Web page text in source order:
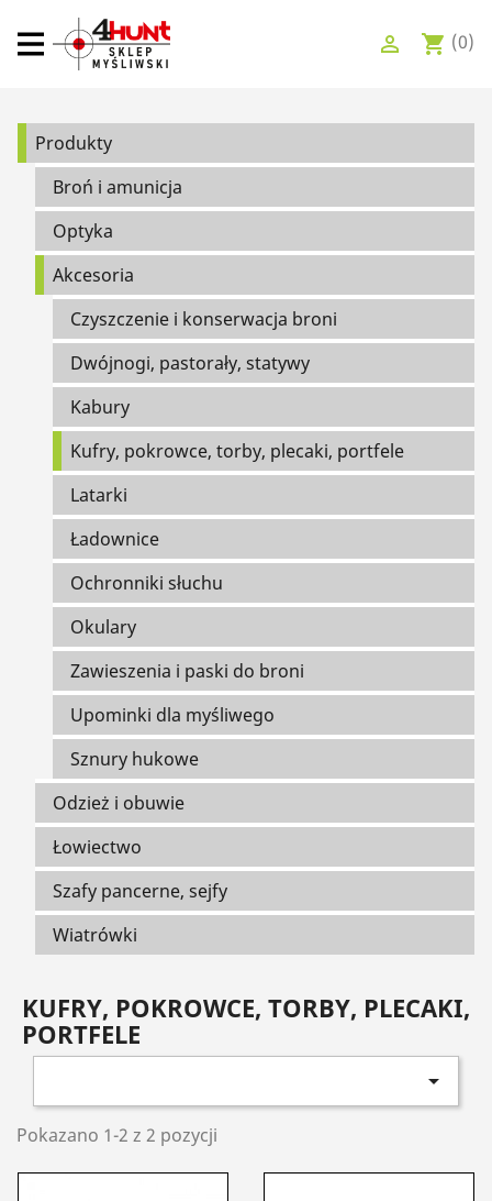
 shopping_cart (0)
Broń i amunicja
Optyka
Akcesoria
Odzież i obuwie
Łowiectwo
Szafy pancerne, sejfy
Promocje
Produkty
Broń i amunicja
Optyka
Akcesoria
Czyszczenie i konserwacja broni
Dwójnogi, pastorały, statywy
Kabury
Kufry, pokrowce, torby, plecaki, portfele
Latarki
Ładownice
Ochronniki słuchu
Okulary
Zawieszenia i paski do broni
Upominki dla myśliwego
Sznury hukowe
Odzież i obuwie
Łowiectwo
Szafy pancerne, sejfy
Wiatrówki
KUFRY, POKROWCE, TORBY, PLECAKI,
PORTFELE

Pokazano 1-2 z 2 pozycji